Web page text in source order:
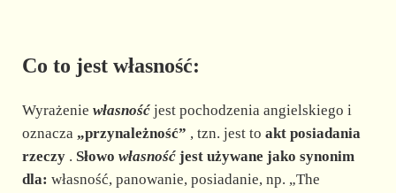
o
Co to jest własność:
Wyrażenie własnośćjest pochodzenia angielskiego i
oznacza „przynależność” , tzn. jest to akt posiadania
rzeczy. Słowo własnośćjest używane jako synonim
dla: własność, panowanie, posiadanie, np. „The